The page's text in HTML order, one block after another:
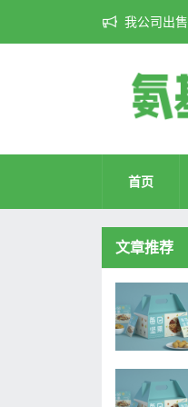
我公司出
首页
文章推荐